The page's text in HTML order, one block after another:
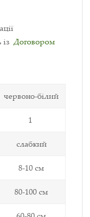
Договором
червоно-білий
1
слабкий
8-10 см
80-100 см